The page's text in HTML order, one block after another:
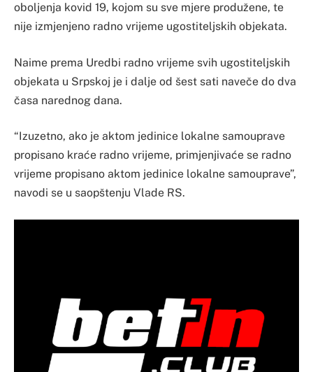
oboljenja kovid 19, kojom su sve mjere produžene, te
nije izmjenjeno radno vrijeme ugostiteljskih objekata.
Naime prema Uredbi radno vrijeme svih ugostiteljskih
objekata u Srpskoj je i dalje od šest sati naveče do dva
časa narednog dana.
“Izuzetno, ako je aktom jedinice lokalne samouprave
propisano kraće radno vrijeme, primjenjivaće se radno
vrijeme propisano aktom jedinice lokalne samouprave”,
navodi se u saopštenju Vlade RS.